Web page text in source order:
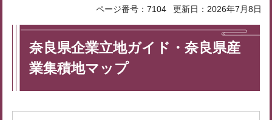
ページ番号：7104 更新日：2026年7月8日
奈良県企業立地ガイド・奈良県産
業集積地マップ